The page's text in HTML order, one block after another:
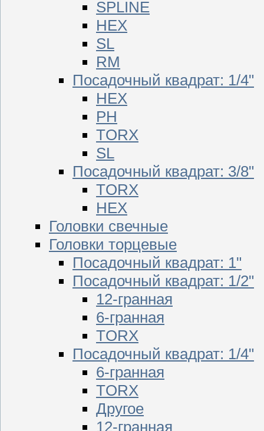
SPLINE
HEX
SL
RM
Посадочный квадрат: 1/4"
HEX
PH
TORX
SL
Посадочный квадрат: 3/8"
TORX
HEX
Головки свечные
Головки торцевые
Посадочный квадрат: 1"
Посадочный квадрат: 1/2"
12-гранная
6-гранная
TORX
Посадочный квадрат: 1/4"
6-гранная
TORX
Другое
12-гранная